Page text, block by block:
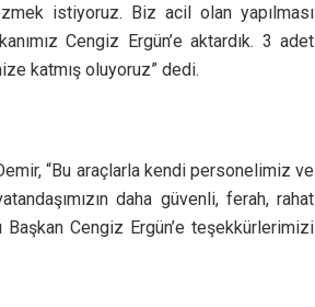
istiyoruz. Biz acil olan yapılması
Cengiz Ergün’e aktardık. 3 adet
katmış oluyoruz” dedi.
“Bu araçlarla kendi personelimiz ve
daha güvenli, ferah, rahat
Cengiz Ergün’e teşekkürlerimizi